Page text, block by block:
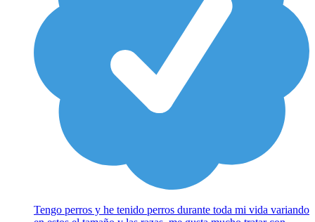
Tengo perros y he tenido perros durante toda mi vida variando